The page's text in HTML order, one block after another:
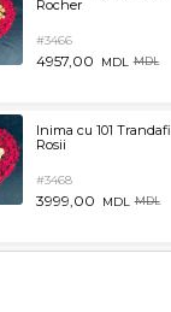
Rocher
#3466
4957,00 MDL MDL
Inima cu 101
Rosii
#3468
3999,00 MDL MDL